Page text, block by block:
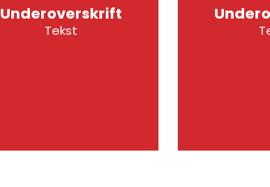
Underoverskrift
Tekst